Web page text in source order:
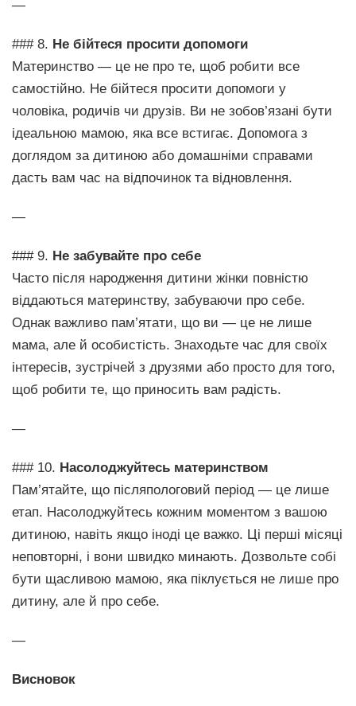
—
### 8. Не бійтеся просити допомоги
Материнство — це не про те, щоб робити все
самостійно. Не бійтеся просити допомоги у
чоловіка, родичів чи друзів. Ви не зобов’язані бути
ідеальною мамою, яка все встигає. Допомога з
доглядом за дитиною або домашніми справами
дасть вам час на відпочинок та відновлення.
—
### 9. Не забувайте про себе
Часто після народження дитини жінки повністю
віддаються материнству, забуваючи про себе.
Однак важливо пам’ятати, що ви — це не лише
мама, але й особистість. Знаходьте час для своїх
інтересів, зустрічей з друзями або просто для того,
щоб робити те, що приносить вам радість.
—
### 10. Насолоджуйтесь материнством
Пам’ятайте, що післяпологовий період — це лише
етап. Насолоджуйтесь кожним моментом з вашою
дитиною, навіть якщо іноді це важко. Ці перші місяці
неповторні, і вони швидко минають. Дозвольте собі
бути щасливою мамою, яка піклується не лише про
дитину, але й про себе.
—
Висновок